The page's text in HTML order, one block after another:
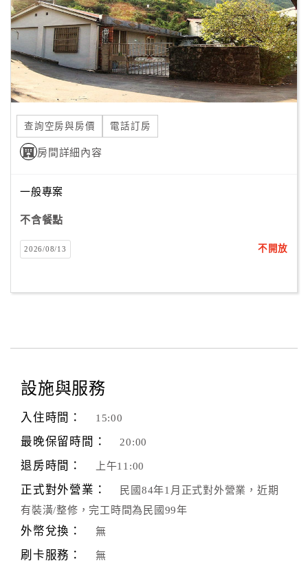
伴
計
劃
商
品
宣
傳
查詢空房與房價 電話訂房
房間詳細內容
一般專案
不含餐點
2026/08/13 不開放
設施與服務
入住時間： 15:00
最晚保留時間： 20:00
退房時間： 上午11:00
正式對外營業：
民國84年1月正式對外營業，近期
有裝潢/整修，完工時間為民國99年
外幣兌換： 無
刷卡服務： 無